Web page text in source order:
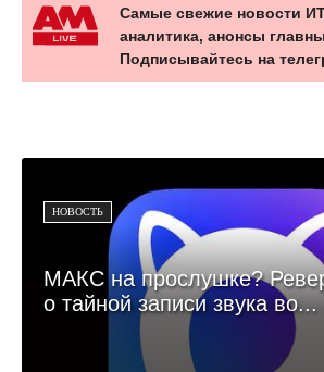
Самые свежие новости
аналитика, анонсы
Подписывайтесь на
НОВОСТЬ
МАКС на прослушке?
о тайной записи звука во...